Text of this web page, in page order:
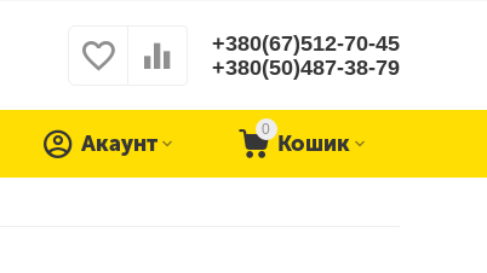
+380(67)512-70-45
+380(50)487-38-79
0
Кошик
Акаунт